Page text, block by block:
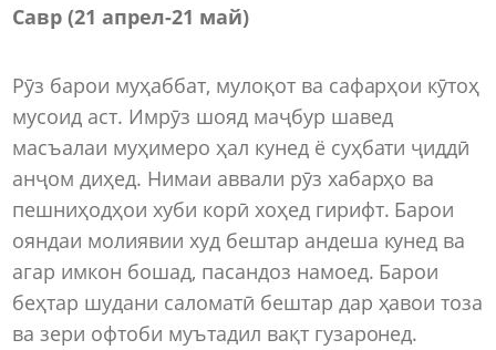
Савр (21 апрел-21 май)
Рӯз барои муҳаббат, мулоқот ва сафарҳои кӯтоҳ
мусоид аст. Имрӯз шояд маҷбур шавед
масъалаи муҳимеро ҳал кунед ё суҳбати ҷиддӣ
анҷом диҳед. Нимаи аввали рӯз хабарҳо ва
пешниҳодҳои хуби корӣ хоҳед гирифт. Барои
ояндаи молиявии худ бештар андеша кунед ва
агар имкон бошад, пасандоз намоед. Барои
беҳтар шудани саломатӣ бештар дар ҳавои тоза
ва зери офтоби муътадил вақт гузаронед.